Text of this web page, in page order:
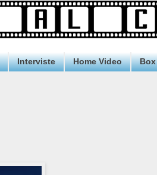
Interviste Home Video